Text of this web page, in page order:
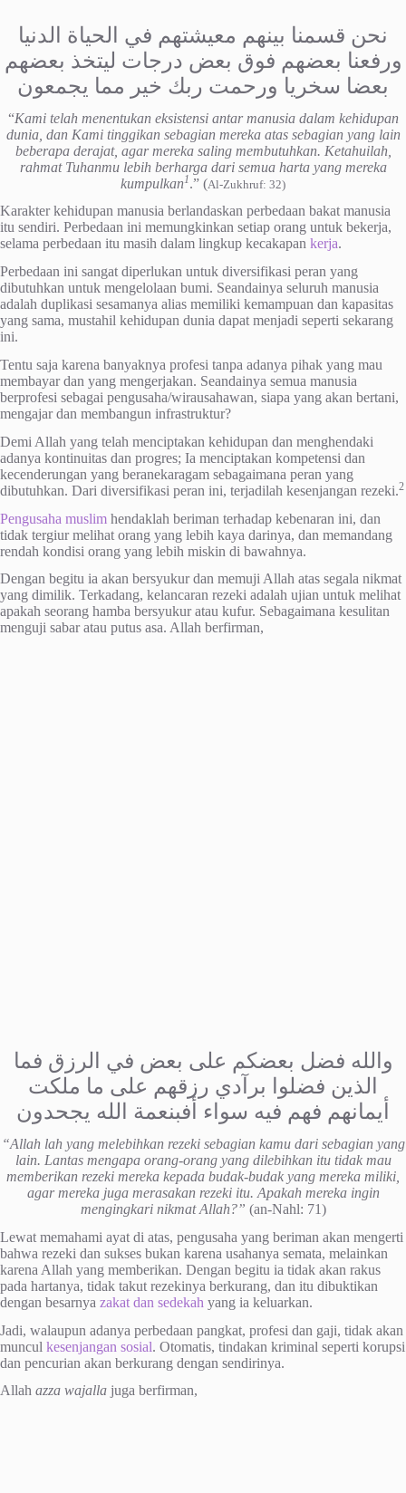
نحن قسمنا بينهم معيشتهم في الحياة الدنيا
ورفعنا بعضهم فوق بعض درجات ليتخذ بعضهم
بعضا سخريا ورحمت ربك خير مما يجمعون
“Kami telah menentukan eksistensi antar manusia dalam kehidupan
dunia, dan Kami tinggikan sebagian mereka atas sebagian yang lain
beberapa derajat, agar mereka saling membutuhkan. Ketahuilah,
rahmat Tuhanmu lebih berharga dari semua harta yang mereka
kumpulkan1.” (Al-Zukhruf: 32)
Karakter kehidupan manusia berlandaskan perbedaan bakat manusia
itu sendiri. Perbedaan ini memungkinkan setiap orang untuk bekerja,
selama perbedaan itu masih dalam lingkup kecakapan kerja.
Perbedaan ini sangat diperlukan untuk diversifikasi peran yang
dibutuhkan untuk mengelolaan bumi. Seandainya seluruh manusia
adalah duplikasi sesamanya alias memiliki kemampuan dan kapasitas
yang sama, mustahil kehidupan dunia dapat menjadi seperti sekarang
ini.
Tentu saja karena banyaknya profesi tanpa adanya pihak yang mau
membayar dan yang mengerjakan. Seandainya semua manusia
berprofesi sebagai pengusaha/wirausahawan, siapa yang akan bertani,
mengajar dan membangun infrastruktur?
Demi Allah yang telah menciptakan kehidupan dan menghendaki
adanya kontinuitas dan progres; Ia menciptakan kompetensi dan
kecenderungan yang beranekaragam sebagaimana peran yang
dibutuhkan. Dari diversifikasi peran ini, terjadilah kesenjangan rezeki.2
Pengusaha muslim hendaklah beriman terhadap kebenaran ini, dan
tidak tergiur melihat orang yang lebih kaya darinya, dan memandang
rendah kondisi orang yang lebih miskin di bawahnya.
Dengan begitu ia akan bersyukur dan memuji Allah atas segala nikmat
yang dimilik. Terkadang, kelancaran rezeki adalah ujian untuk melihat
apakah seorang hamba bersyukur atau kufur. Sebagaimana kesulitan
menguji sabar atau putus asa. Allah berfirman,
والله فضل بعضكم على بعض في الرزق فما
الذين فضلوا برآدي رزقهم على ما ملكت
أيمانهم فهم فيه سواء أفبنعمة الله يجحدون
“Allah lah yang melebihkan rezeki sebagian kamu dari sebagian yang
lain. Lantas mengapa orang-orang yang dilebihkan itu tidak mau
memberikan rezeki mereka kepada budak-budak yang mereka miliki,
agar mereka juga merasakan rezeki itu. Apakah mereka ingin
mengingkari nikmat Allah?” (an-Nahl: 71)
Lewat memahami ayat di atas, pengusaha yang beriman akan mengerti
bahwa rezeki dan sukses bukan karena usahanya semata, melainkan
karena Allah yang memberikan. Dengan begitu ia tidak akan rakus
pada hartanya, tidak takut rezekinya berkurang, dan itu dibuktikan
dengan besarnya zakat dan sedekah yang ia keluarkan.
Jadi, walaupun adanya perbedaan pangkat, profesi dan gaji, tidak akan
muncul kesenjangan sosial. Otomatis, tindakan kriminal seperti korupsi
dan pencurian akan berkurang dengan sendirinya.
Allah azza wajalla juga berfirman,